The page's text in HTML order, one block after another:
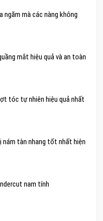
ngăm mà các nàng không
mắt hiệu quả và an toàn
tóc tự nhiên hiệu quả nhất
nám tàn nhang tốt nhất hiện
nam tính